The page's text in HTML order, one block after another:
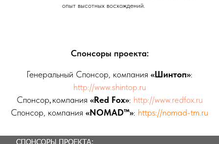
опыт высотных восхождений.
Спонсоры проекта:
Генеральный Спонсор, компания «Шинтоп»:
http://www.shintop.ru
Спонсор, компания «Red Fox»: http://www.redfox.ru
Спонсор, компания «NOMAD™»: https://nomad-tm.ru